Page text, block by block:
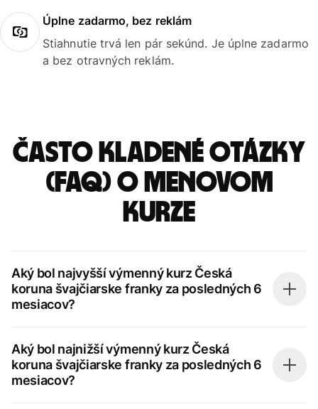
Úplne zadarmo, bez reklám
Stiahnutie trvá len pár sekúnd. Je úplne zadarmo
a bez otravných reklám.
Často kladené otázky
(FAQ) o menovom
kurze
Aký bol najvyšší výmenný kurz Česká
koruna švajčiarske franky za posledných 6
mesiacov?
Aký bol najnižší výmenný kurz Česká
koruna švajčiarske franky za posledných 6
mesiacov?